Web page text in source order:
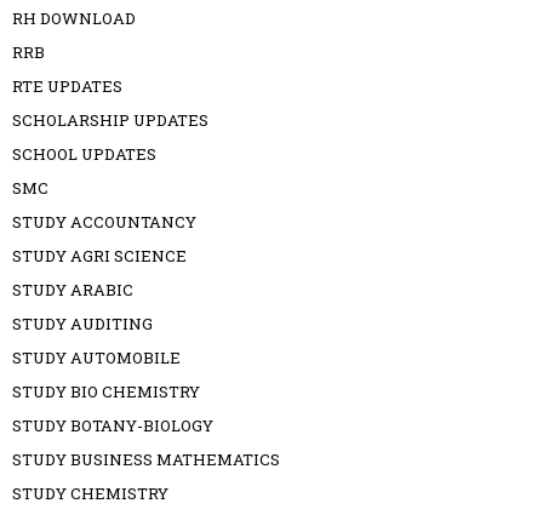
RH DOWNLOAD
RRB
RTE UPDATES
SCHOLARSHIP UPDATES
SCHOOL UPDATES
SMC
STUDY ACCOUNTANCY
STUDY AGRI SCIENCE
STUDY ARABIC
STUDY AUDITING
STUDY AUTOMOBILE
STUDY BIO CHEMISTRY
STUDY BOTANY-BIOLOGY
STUDY BUSINESS MATHEMATICS
STUDY CHEMISTRY